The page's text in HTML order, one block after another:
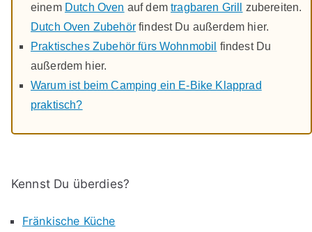
einem Dutch Oven auf demtragbaren Grill
zubereiten.
Dutch Oven Zubehörfindest Du außerdem hier.
Praktisches Zubehör fürs Wohnmobil findest Du
außerdem hier.
Warum ist beim Camping ein E-Bike Klapprad
praktisch?
Kennst Du überdies?
Fränkische Küche